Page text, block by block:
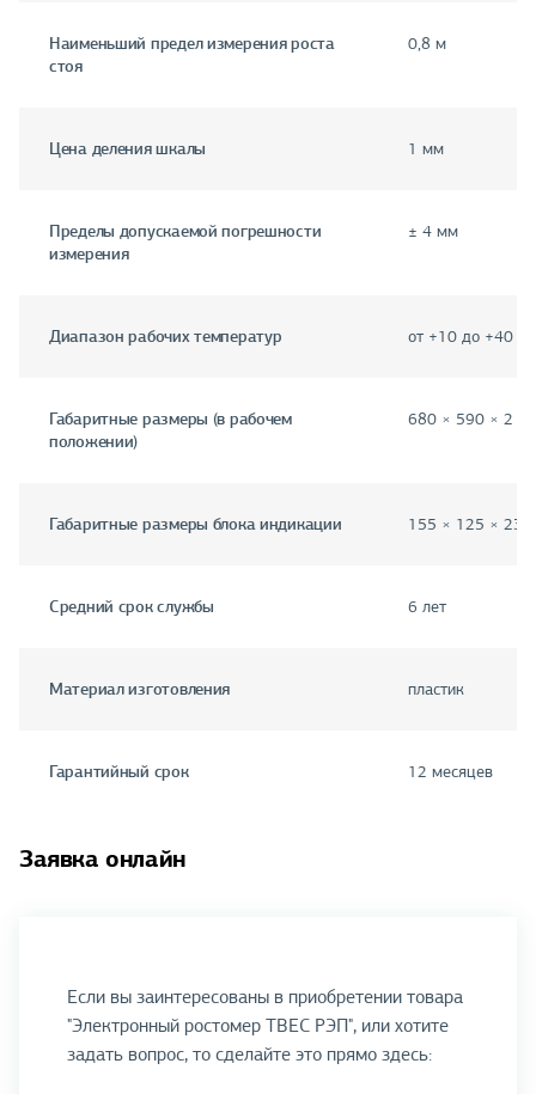
Наименьший предел измерения роста
стоя
0,8 м
Цена деления шкалы 1 мм
Пределы допускаемой погрешности
измерения
± 4 мм
Диапазон рабочих температур от +10 до +40 °С
Габаритные размеры (в рабочем
положении)
680 × 590 × 2
Габаритные размеры блока индикации 155 × 125 ×
Средний срок службы 6 лет
Материал изготовления пластик
Гарантийный срок 12 месяцев
Заявка онлайн
Если вы заинтересованы в приобретении товара
"Электронный ростомер ТВЕС РЭП", или хотите
задать вопрос, то сделайте это прямо здесь: